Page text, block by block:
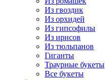
Из гвоздик
Из орхидей
Из гипсофилы
Из ирисов
Из тюльпанов
Гиганты
Траурные букеты
Все букеты